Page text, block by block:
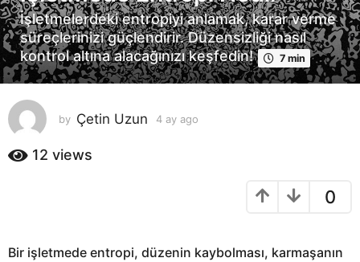
y
a
g
o
4
a
y
g
İşletmelerdeki entropiyi anlamak, karar verme
süreçlerinizi güçlendirir. Düzensizliği nasıl
kontrol altına alacağınızı keşfedin!
7 min
by Çetin Uzun 4 ay ago
12 views
0
Bir işletmede entropi, düzenin kaybolması, karmaşanın